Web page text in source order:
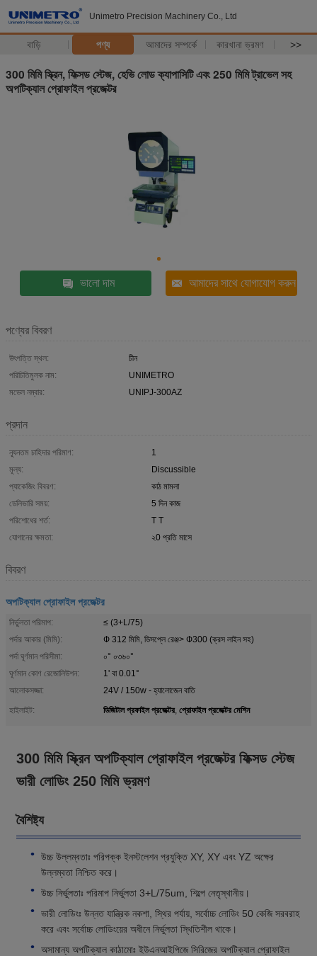
Unimetro Precision Machinery Co., Ltd
বাড়ি পণ্য আমাদের সম্পর্কে কারখানা ভ্রমণ >>
300 মিমি স্ক্রিন, ফিক্সড স্টেজ, হেভি লোড ক্যাপাসিটি এবং 250 মিমি ট্রাভেল সহ
অপটিক্যাল প্রোফাইল প্রজেক্টর
ভালো দাম আমাদের সাথে যোগাযোগ করুন
পণ্যের বিবরণ
উৎপত্তি স্থল:
চীন
পরিচিতিমুলক নাম:
UNIMETRO
মডেল নম্বার:
UNIPJ-300AZ
প্রদান
ন্যূনতম চাহিদার পরিমাণ:
1
মূল্য:
Discussible
প্যাকেজিং বিবরণ:
কাঠ মামলা
ডেলিভারি সময়:
5 দিন কাজ
পরিশোধের শর্ত:
T T
যোগানের ক্ষমতা:
২0 প্রতি মাসে
বিবরণ
অপটিক্যাল প্রোফাইল প্রজেক্টর
নির্ভুলতা পরিমাপ:
≤ (3+L/75)
পর্দার আকার (মিমি):
Ф 312 মিমি, ডিসপ্লে রেঞ্জ> Ф300 (ক্রস লাইন সহ)
পর্দা ঘূর্ণমান পরিসীমা:
০° ০৩৬০°
ঘূর্ণমান কোণ রেজোলিউশন:
1' বা 0.01°
আলোকসজ্জা:
24V / 150w - হ্যালোজেন বাতি
হাইলাইট:
ডিজিটাল প্রফাইল প্রজেক্টর, প্রোফাইল প্রজেক্টর মেশিন
300 মিমি স্ক্রিন অপটিক্যাল প্রোফাইল প্রজেক্টর ফিক্সড স্টেজ
ভারী লোডিং 250 মিমি ভ্রমণ
বৈশিষ্ট্য
উচ্চ উল্লম্বতাঃ পরিপক্ক ইনস্টলেশন প্রযুক্তি XY, XY এবং YZ অক্ষের
উল্লম্বতা নিশ্চিত করে।
উচ্চ নির্ভুলতাঃ পরিমাপ নির্ভুলতা 3+L/75um, শিল্পে নেতৃস্থানীয়।
ভারী লোডিংঃ উন্নত যান্ত্রিক নকশা, স্থির পর্যায়, সর্বোচ্চ লোডিং 50 কেজি সরবরাহ
করে এবং সর্বোচ্চ লোডিংয়ের অধীনে নির্ভুলতা স্থিতিশীল থাকে।
অসামান্য অপটিক্যাল কাঠামোঃ ইউএনআইপিজে সিরিজের অপটিক্যাল প্রোফাইল